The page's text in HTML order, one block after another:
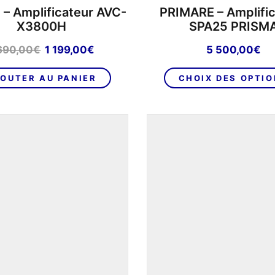
– Amplificateur AVC-
X3800H
€ Le
initial
était :
1 199,00€
actuel
est :
AU PANIER
PRIMARE –
SPA25
5 500,00€
CHOIX DES